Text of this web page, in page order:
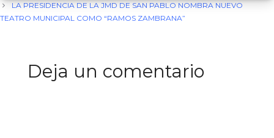
LA PRESIDENCIA DE LA JMD DE SAN PABLO NOMBRA NUEVO
TEATRO MUNICIPAL COMO “RAMOS ZAMBRANA”
Deja un comentario